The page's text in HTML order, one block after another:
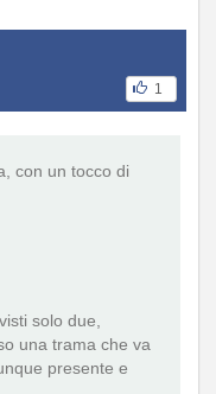
1
con un tocco di
solo due,
una trama che va
presente e